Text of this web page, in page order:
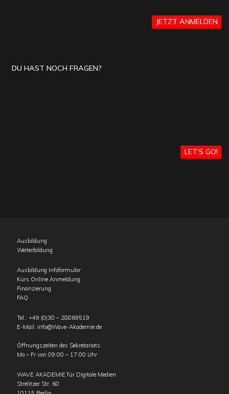
JETZT ANMELDEN
DU HAST NOCH FRAGEN?
LET'S GO!
Ausbildung
Weiterbildung
Ausbildung Infoformular
Kurs Online Anmeldung
Finanzierung
FAQ
Tel.: +49 (0)30 – 28869519
E-Mail: info@Wave-Akademie.de
Öffnungszeiten des Sekretariats:
Mo – Fr von 09:00 – 17:00 Uhr
WAVE AKADEMIE für Digitale Medien
Strelitzer Str. 60